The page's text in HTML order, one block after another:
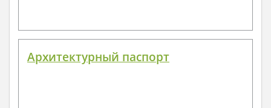
Архитектурный паспорт